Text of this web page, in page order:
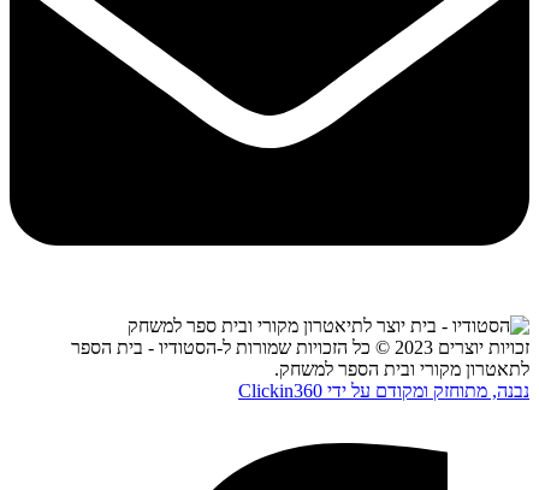
זכויות יוצרים 2023 © כל הזכויות שמורות ל-הסטודיו - בית הספר
לתאטרון מקורי ובית הספר למשחק.
נבנה, מתוחזק ומקודם על ידי Clickin360